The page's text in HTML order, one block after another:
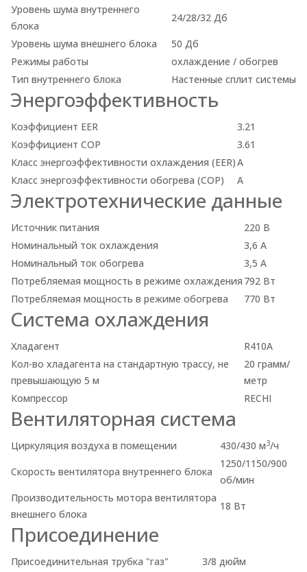
Уровень шума внутреннего
блока
24/28/32 Дб
Уровень шума внешнего блока
50 Дб
Режимы работы
охлаждение / обогрев
Тип внутреннего блока
Настенные сплит системы
Энергоэффективность
Коэффициент EER
3.21
Коэффициент СОР
3.61
Класс энергоэффективности охлаждения (EER)A
Класс энергоэффективности обогрева (COP)
A
Электротехнические данные
Источник питания
220 В
Номинальный ток охлаждения
3,6 А
Номинальный ток обогрева
3,5 А
Потребляемая мощность в режиме охлаждения 792 Вт
Потребляемая мощность в режиме обогрева
770 Вт
Система охлаждения
Хладагент
R410A
Кол-во хладагента на стандартную трассу, не
превышающую 5 м
20 грамм/
метр
Компрессор
RECHI
Вентиляторная система
Циркуляция воздуха в помещении 430/430 м3/ч
Скорость вентилятора внутреннего блока
1250/1150/900
об/мин
Производительность мотора вентилятора
внешнего блока
18 Вт
Присоединение
Присоединительная трубка "газ"
3/8 дюйм